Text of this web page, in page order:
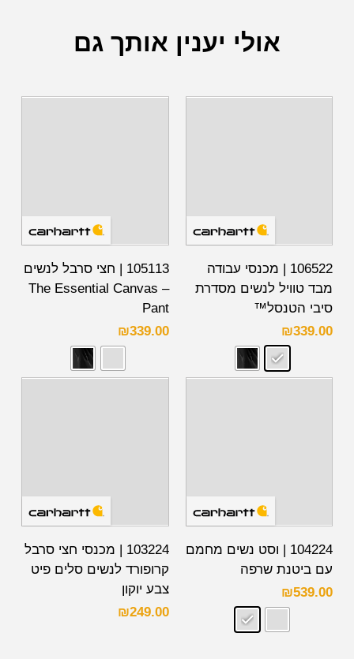
אולי יענין אותך גם
106522 | מכנסי עבודה
מבד טוויל לנשים מסדרת
סיבי הטנסל™
₪339.00
105113 | חצי סרבל לנשים
– The Essential Canvas
Pant
₪339.00
104224 | וסט נשים מחמם
עם ביטנת שרפה
₪539.00
103224 | מכנסי חצי סרבל
קרופורד לנשים סלים פיט
צבע יוקון
₪249.00